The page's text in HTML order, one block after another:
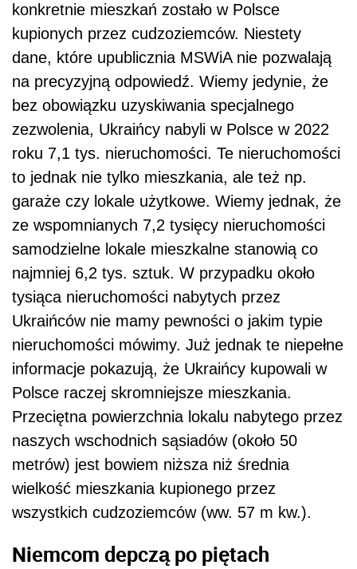
konkretnie mieszkań zostało w Polsce
kupionych przez cudzoziemców. Niestety
dane, które upublicznia MSWiA nie pozwalają
na precyzyjną odpowiedź. Wiemy jedynie, że
bez obowiązku uzyskiwania specjalnego
zezwolenia, Ukraińcy nabyli w Polsce w 2022
roku 7,1 tys. nieruchomości. Te nieruchomości
to jednak nie tylko mieszkania, ale też np.
garaże czy lokale użytkowe. Wiemy jednak, że
ze wspomnianych 7,2 tysięcy nieruchomości
samodzielne lokale mieszkalne stanowią co
najmniej 6,2 tys. sztuk. W przypadku około
tysiąca nieruchomości nabytych przez
Ukraińców nie mamy pewności o jakim typie
nieruchomości mówimy. Już jednak te niepełne
informacje pokazują, że Ukraińcy kupowali w
Polsce raczej skromniejsze mieszkania.
Przeciętna powierzchnia lokalu nabytego przez
naszych wschodnich sąsiadów (około 50
metrów) jest bowiem niższa niż średnia
wielkość mieszkania kupionego przez
wszystkich cudzoziemców (ww. 57 m kw.).
Niemcom depczą po piętach